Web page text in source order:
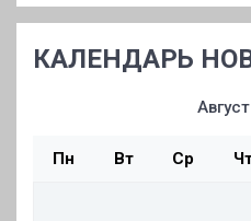
КАЛЕНДАРЬ
Пн Вт Ср